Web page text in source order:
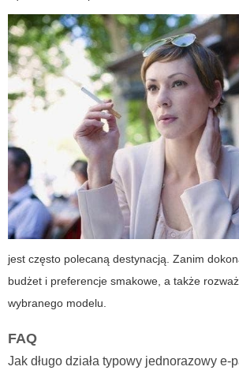
jest często polecaną destynacją. Zanim
budżet i preferencje smakowe, a także
wybranego modelu.
FAQ
Jak długo działa typowy jednorazowy e-